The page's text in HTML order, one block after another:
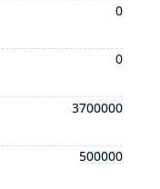
0
0
3700000
500000